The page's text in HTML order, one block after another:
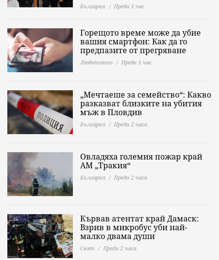
България Преди 1 час
Горещото време може да убие
вашия смартфон: Как да го
предпазите от прегряване
Любопитно Преди 1 час
„Мечтаеше за семейство“: Какво
разказват близките на убития
мъж в Пловдив
България Преди 2 часа
Овладяха големия пожар край
АМ „Тракия“
България Преди 2 часа
Кървав атентат край Дамаск:
Взрив в микробус уби най-
малко двама души
Свят Преди 2 часа